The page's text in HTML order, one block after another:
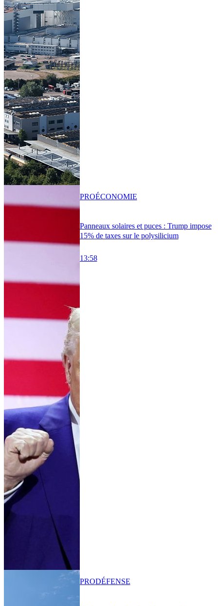
Panneaux solaires et puces : Trump impose
15% de taxes sur le polysilicium
13:58
PROÉCONOMIE
PRODÉFENSE